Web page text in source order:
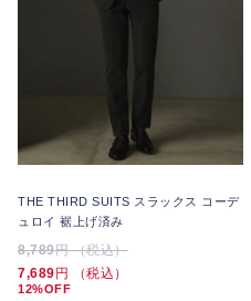
THE THIRD SUITS スラックス コーデ
ュロイ 裾上げ済み
8,789円 （税込）
7,689 円 （税込）
12%OFF